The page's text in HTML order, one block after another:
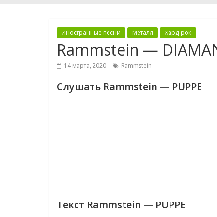
Иностранные песни Металл Хард-рок
Rammstein —
14 марта, 2020 Rammstein
Слушать Rammstein — PUPPE
Текст Rammstein — PUPPE